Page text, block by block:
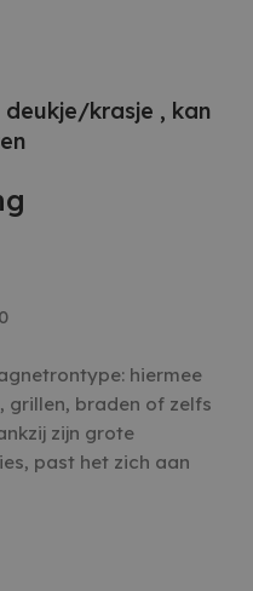
deukje/krasje , kan
hiermee
grillen, braden of zelfs
zijn grote
past het zich aan